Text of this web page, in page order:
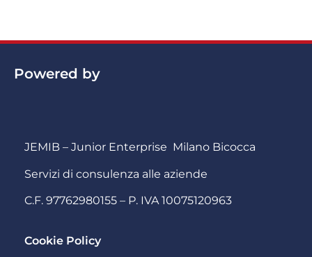
Powered by
JEMIB – Junior Enterprise Milano Bicocca
Servizi di consulenza alle aziende
C.F. 97762980155 – P. IVA 10075120963
Cookie Policy